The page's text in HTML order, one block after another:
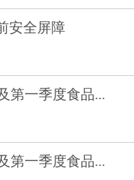
安全屏障
第一季度食品...
第一季度食品...